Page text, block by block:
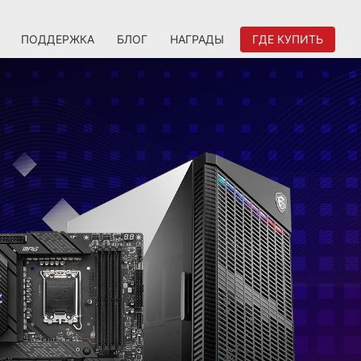
ПОДДЕРЖКА БЛОГ НАГРАДЫ ГДЕ КУПИТЬ